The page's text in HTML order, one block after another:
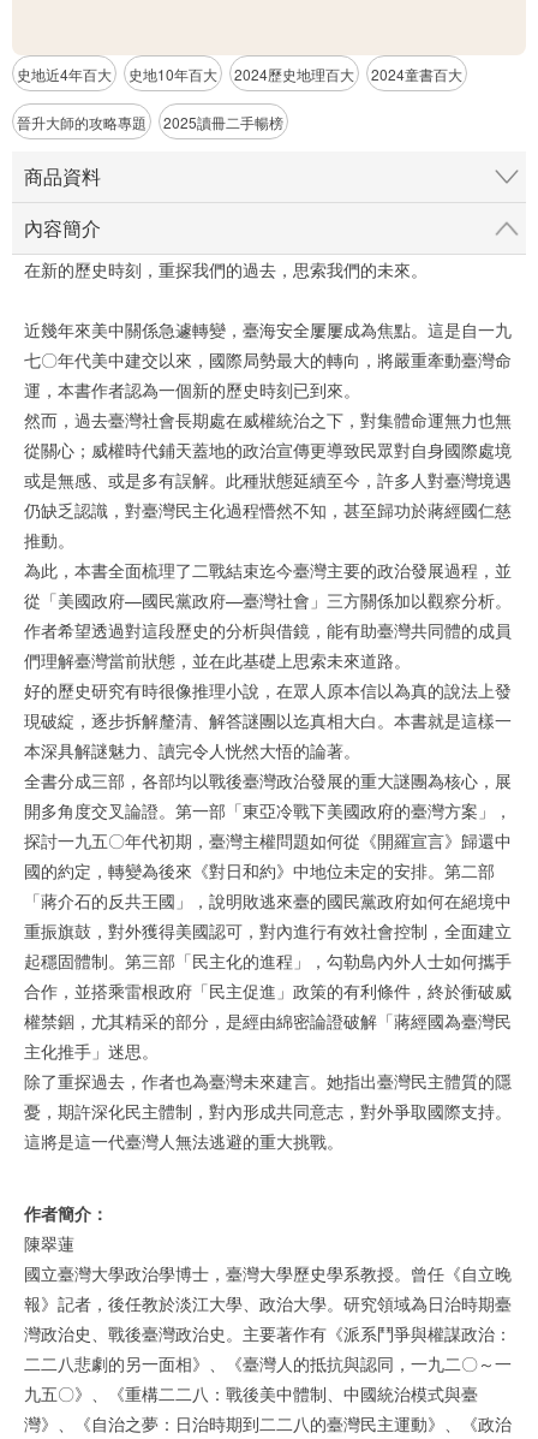
史地近4年百大 史地10年百大 2024歷史地理百大 2024童書百大
晉升大師的攻略專題 2025讀冊二手暢榜
商品資料
內容簡介
在新的歷史時刻，重探我們的過去，思索我們的未來。
近幾年來美中關係急遽轉變，臺海安全屢屢成為焦點。這是自一九
七〇年代美中建交以來，國際局勢最大的轉向，將嚴重牽動臺灣命
運，本書作者認為一個新的歷史時刻已到來。
然而，過去臺灣社會長期處在威權統治之下，對集體命運無力也無
從關心；威權時代鋪天蓋地的政治宣傳更導致民眾對自身國際處境
或是無感、或是多有誤解。此種狀態延續至今，許多人對臺灣境遇
仍缺乏認識，對臺灣民主化過程懵然不知，甚至歸功於蔣經國仁慈
推動。
為此，本書全面梳理了二戰結束迄今臺灣主要的政治發展過程，並
從「美國政府—國民黨政府—臺灣社會」三方關係加以觀察分析。
作者希望透過對這段歷史的分析與借鏡，能有助臺灣共同體的成員
們理解臺灣當前狀態，並在此基礎上思索未來道路。
好的歷史研究有時很像推理小說，在眾人原本信以為真的說法上發
現破綻，逐步拆解釐清、解答謎團以迄真相大白。本書就是這樣一
本深具解謎魅力、讀完令人恍然大悟的論著。
全書分成三部，各部均以戰後臺灣政治發展的重大謎團為核心，展
開多角度交叉論證。第一部「東亞冷戰下美國政府的臺灣方案」，
探討一九五〇年代初期，臺灣主權問題如何從《開羅宣言》歸還中
國的約定，轉變為後來《對日和約》中地位未定的安排。第二部
「蔣介石的反共王國」，說明敗逃來臺的國民黨政府如何在絕境中
重振旗鼓，對外獲得美國認可，對內進行有效社會控制，全面建立
起穩固體制。第三部「民主化的進程」，勾勒島內外人士如何攜手
合作，並搭乘雷根政府「民主促進」政策的有利條件，終於衝破威
權禁錮，尤其精采的部分，是經由綿密論證破解「蔣經國為臺灣民
主化推手」迷思。
除了重探過去，作者也為臺灣未來建言。她指出臺灣民主體質的隱
憂，期許深化民主體制，對內形成共同意志，對外爭取國際支持。
這將是這一代臺灣人無法逃避的重大挑戰。
作者簡介：
陳翠蓮
國立臺灣大學政治學博士，臺灣大學歷史學系教授。曾任《自立晚
報》記者，後任教於淡江大學、政治大學。研究領域為日治時期臺
灣政治史、戰後臺灣政治史。主要著作有《派系鬥爭與權謀政治：
二二八悲劇的另一面相》、《臺灣人的抵抗與認同，一九二〇～一
九五〇》、《重構二二八：戰後美中體制、中國統治模式與臺
灣》、《自治之夢：日治時期到二二八的臺灣民主運動》、《政治